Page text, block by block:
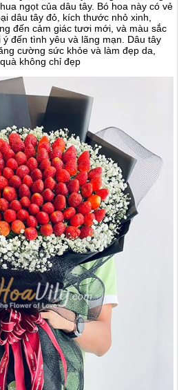
ngọt của dâu tây. Bó hoa này có vẻ
dâu tây đỏ, kích thước nhỏ xinh,
đến cảm giác tươi mới, và màu sắc
đến tình yêu và lãng mạn. Dâu tây
cường sức khỏe và làm đẹp da,
không chỉ đẹp